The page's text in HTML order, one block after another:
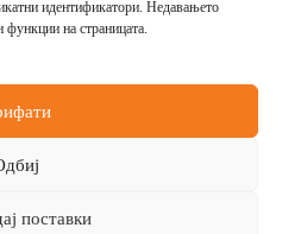
идентификатори. Недавањето
функции на страницата.
поставки